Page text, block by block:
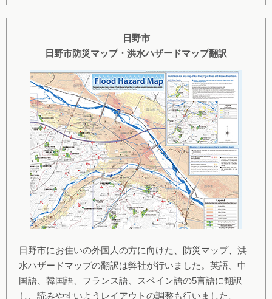
日野市
日野市防災マップ・洪水ハザードマップ翻訳
日野市にお住いの外国人の方に向けた、防災マップ、洪
水ハザードマップの翻訳は弊社が行いました。英語、中
国語、韓国語、フランス語、スペイン語の5言語に翻訳
し、読みやすいようレイアウトの調整も行いました。